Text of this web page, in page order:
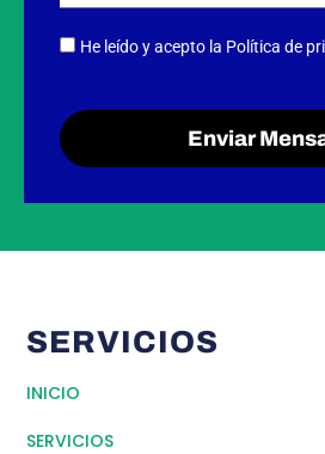
He leído y acepto la Política de
Enviar
SERVICIOS
INICIO
SERVICIOS